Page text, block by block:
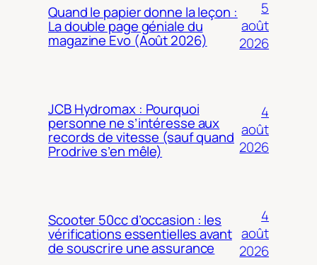
Quand le papier donne la leçon :
La double page géniale du
magazine Evo (Août 2026)
5
août
2026
JCB Hydromax : Pourquoi
personne ne s’intéresse aux
records de vitesse (sauf quand
Prodrive s’en mêle)
4
août
2026
Scooter 50cc d’occasion : les
vérifications essentielles avant
de souscrire une assurance
4
août
2026